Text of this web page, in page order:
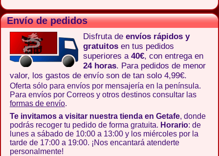
Envío de pedidos
Disfruta de envíos rápidos y
gratuitos en tus pedidos
superiores a 40€, con entrega en
24 horas. Para pedidos de menor
valor, los gastos de envío son de tan solo 4,99€.
Oferta sólo para envíos por mensajería en la península.
Para envíos por Correos y otros destinos consultar las
formas de envío.
Te invitamos a visitar nuestra tienda en Getafe, donde
podrás recoger tu pedido de forma gratuita. Horario: de
lunes a sábado de 10:00 a 13:00 y los miércoles por la
tarde de 17:00 a 19:00. ¡Nos encantará atenderte
personalmente!